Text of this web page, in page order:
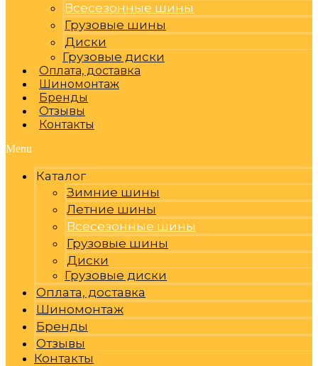
Всесезонные шины
Грузовые шины
Диски
Грузовые диски
Оплата, доставка
Шиномонтаж
Бренды
Отзывы
Контакты
Menu
Каталог
Зимние шины
Летние шины
Всесезонные шины
Грузовые шины
Диски
Грузовые диски
Оплата, доставка
Шиномонтаж
Бренды
Отзывы
Контакты